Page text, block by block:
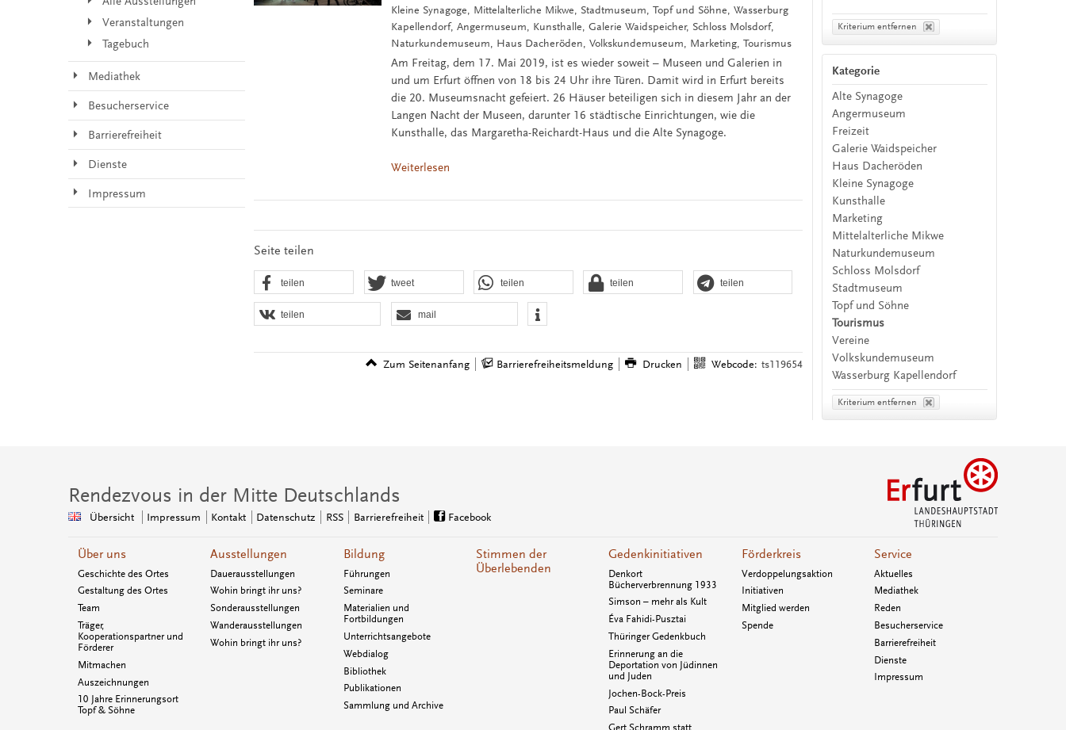
Kleine Synagoge, Mittelalterliche Mikwe, Stadtmuseum, Topf und Söhne, Wasserburg
Kapellendorf, Angermuseum, Kunsthalle, Galerie Waidspeicher, Schloss Molsdorf,
Naturkundemuseum, Haus Dacheröden, Volkskundemuseum, Marketing, Tourismus
Am Freitag, dem 17. Mai 2019, ist es wieder soweit – Museen und Galerien in
und um Erfurt öffnen von 18 bis 24 Uhr ihre Türen. Damit wird in Erfurt bereits
die 20. Museumsnacht gefeiert. 26 Häuser beteiligen sich in diesem Jahr an der
Langen Nacht der Museen, darunter 16 städtische Einrichtungen, wie die
Kunsthalle, das Margaretha-Reichardt-Haus und die Alte Synagoge.
Weiterlesen
Seite teilen
teilen tweet teilen teilen teilen
teilen mail
Zum Seitenanfang Barrierefreiheitsmeldung Drucken Webcode: ts119654
Kriterium entfernen
Kategorie
Alte Synagoge
Angermuseum
Freizeit
Galerie Waidspeicher
Haus Dacheröden
Kleine Synagoge
Kunsthalle
Marketing
Mittelalterliche Mikwe
Naturkundemuseum
Schloss Molsdorf
Stadtmuseum
Topf und Söhne
Tourismus
Vereine
Volkskundemuseum
Wasserburg Kapellendorf
Kriterium entfernen
Veranstaltungen
Tagebuch
Mediathek
Besucherservice
Barrierefreiheit
Dienste
Impressum
Rendezvous in der Mitte Deutschlands
Übersicht Impressum Kontakt Datenschutz RSS Barrierefreiheit Facebook
Über uns
Geschichte des Ortes
Gestaltung des Ortes
Team
Träger,
Kooperationspartner und
Förderer
Mitmachen
Auszeichnungen
10 Jahre Erinnerungsort
Topf & Söhne
Ausstellungen
Dauerausstellungen
Wohin bringt ihr uns?
Sonderausstellungen
Wanderausstellungen
Wohin bringt ihr uns?
Bildung
Führungen
Seminare
Materialien und
Fortbildungen
Unterrichtsangebote
Webdialog
Bibliothek
Publikationen
Sammlung und Archive
Stimmen der
Überlebenden
Gedenkinitiativen
Denkort
Bücherverbrennung 1933
Simson – mehr als Kult
Éva Fahidi-Pusztai
Thüringer Gedenkbuch
Erinnerung an die
Deportation von Jüdinnen
und Juden
Jochen-Bock-Preis
Paul Schäfer
Förderkreis
Verdoppelungsaktion
Initiativen
Mitglied werden
Spende
Service
Aktuelles
Mediathek
Reden
Besucherservice
Barrierefreiheit
Dienste
Impressum